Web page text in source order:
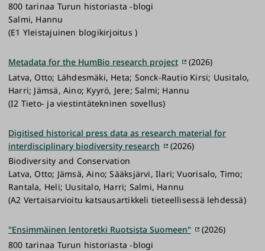
800 tarinaa Turun historiasta -blogi
Salmi, Hannu
(E1 Yleistajuinen blogikirjoitus )
Metadata for the HumBio research project
(2026)
Latva, Otto; Lähdesmäki, Heta; Sonck-Rautio Kirsi; Uusitalo,
Harri; Jämsä, Aino; Kyyrö, Jere; Salmi; Hannu
(I2 Tieto- ja viestintätekninen sovellus)
Digitised historical press data as research material for
interdisciplinary biodiversity research
(2026)
Biodiversity and Conservation
Latva, Otto; Jämsä, Aino; Sääksjärvi, Ilari; Vuorisalo, Timo;
Rantala, Heli; Uusitalo, Harri; Salmi, Hannu
(A2 Vertaisarvioitu katsausartikkeli tieteellisessä lehdessä)
"Ensimmäinen lentoretki Ruotsista Suomeen"
(2026)
800 tarinaa Turun historiasta -blogi